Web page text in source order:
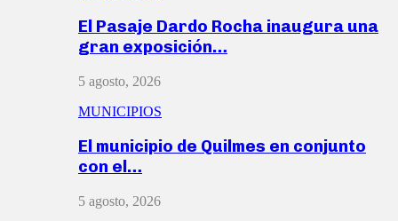
El Pasaje Dardo Rocha inaugura una
gran exposición…
5 agosto, 2026
MUNICIPIOS
El municipio de Quilmes en conjunto
con el…
5 agosto, 2026